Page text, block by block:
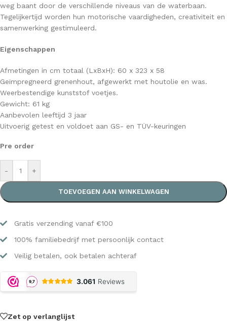
weg baant door de verschillende niveaus van de waterbaan.
Tegelijkertijd worden hun motorische vaardigheden, creativiteit en
samenwerking gestimuleerd.
Eigenschappen
Afmetingen in cm totaal (LxBxH): 60 x 323 x 58
Geïmpregneerd grenenhout, afgewerkt met houtolie en was.
Weerbestendige kunststof voetjes.
Gewicht: 61 kg
Aanbevolen leeftijd 3 jaar
Uitvoerig getest en voldoet aan GS- en TÜV-keuringen
Pre order
- +
TOEVOEGEN AAN WINKELWAGEN
Gratis verzending vanaf €100
100% familiebedrijf met persoonlijk contact
Veilig betalen, ook betalen achteraf
Zet op verlanglijst